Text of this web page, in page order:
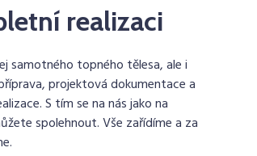
realizaci
samotného topného tělesa, ale i
projektová dokumentace a
S tím se na nás jako na
spolehnout. Vše zařídíme a za